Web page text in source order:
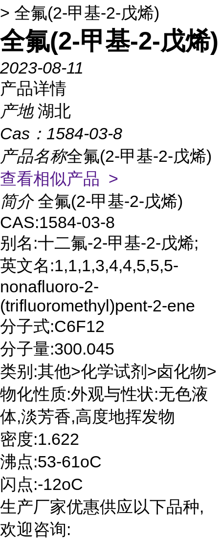
> 全氟(2-甲基-2-戊烯)
全氟(2-甲基-2-戊烯)
2023-08-11
产品详情
产地 湖北
Cas： 1584-03-8
产品名称全氟(2-甲基-2-戊烯)
查看相似产品 >
简介 全氟(2-甲基-2-戊烯)
CAS:1584-03-8
别名:十二氟-2-甲基-2-戊烯;
英文名:1,1,1,3,4,4,5,5,5-
nonafluoro-2-
(trifluoromethyl)pent-2-ene
分子式:C6F12
分子量:300.045
类别:其他>化学试剂>卤化物>
物化性质:外观与性状:无色液
体,淡芳香,高度地挥发物
密度:1.622
沸点:53-61oC
闪点:-12oC
生产厂家优惠供应以下品种,
欢迎咨询: